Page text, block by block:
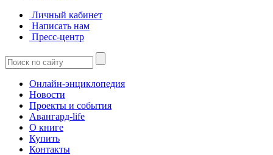
Личный кабинет
Написать нам
Пресс-центр
Онлайн-энциклопедия
Новости
Проекты и события
Авангард-life
О книге
Купить
Контакты